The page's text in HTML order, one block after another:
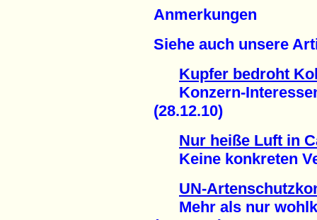
Anmerkungen
Siehe auch unsere
Kupfer bedroht
Konzern-
(28.12.10)
Nur heiße Luft in
Keine konkreten
UN-
Mehr als nur